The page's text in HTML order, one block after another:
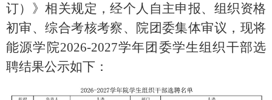
订）》相关规定，经个人自主申报、组织资格
初审、综合考核考察、院团委集体审议，现将
能源学院2026-2027学年团委学生组织干部选
聘结果公示如下：